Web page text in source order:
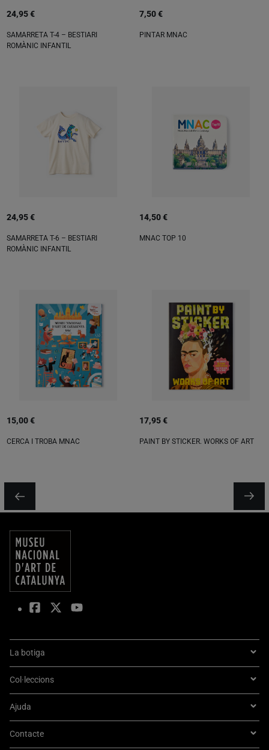
24,95 €
SAMARRETA T-4 – BESTIARI
ROMÀNIC INFANTIL
7,50 €
PINTAR MNAC
24,95 €
SAMARRETA T-6 – BESTIARI
ROMÀNIC INFANTIL
14,50 €
MNAC TOP 10
15,00 €
CERCA I TROBA MNAC
17,95 €
PAINT BY STICKER. WORKS OF ART
La botiga
Col·leccions
Ajuda
Contacte